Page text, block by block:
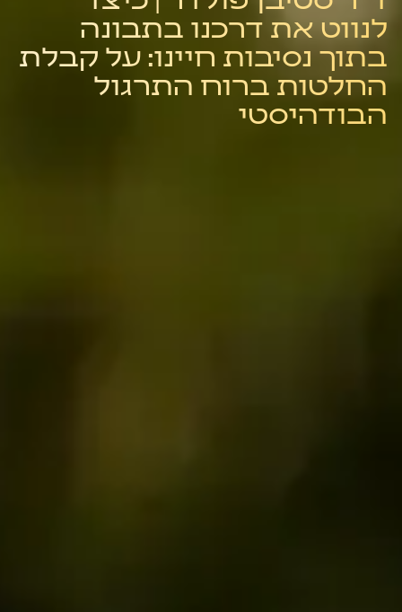
לנווט את דרכנו בתבונה
בתוך נסיבות חיינו: על קבלת
החלטות ברוח התרגול
הבודהיסטי